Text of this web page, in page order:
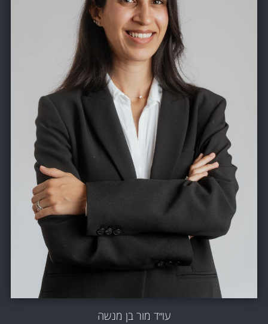
עו״ד מור בן מנשה